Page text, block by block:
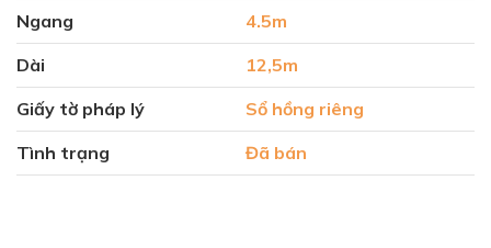
Ngang
4.5m
Dài
12,5m
Giấy tờ pháp lý
Sổ hồng riêng
Tình trạng
Đã bán